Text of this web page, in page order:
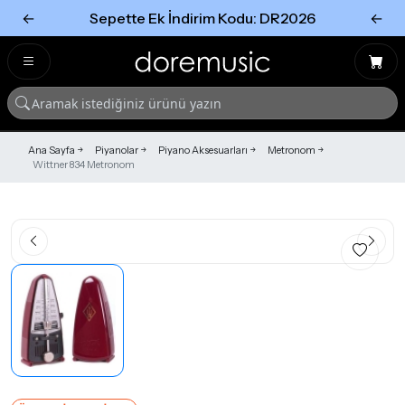
← Sepette Ek İndirim Kodu: DR2026 ←
Ana Sayfa Piyanolar Piyano Aksesuarları
Metronom
Wittner 834 Metronom
Tümünü Gör
Tümünü gör